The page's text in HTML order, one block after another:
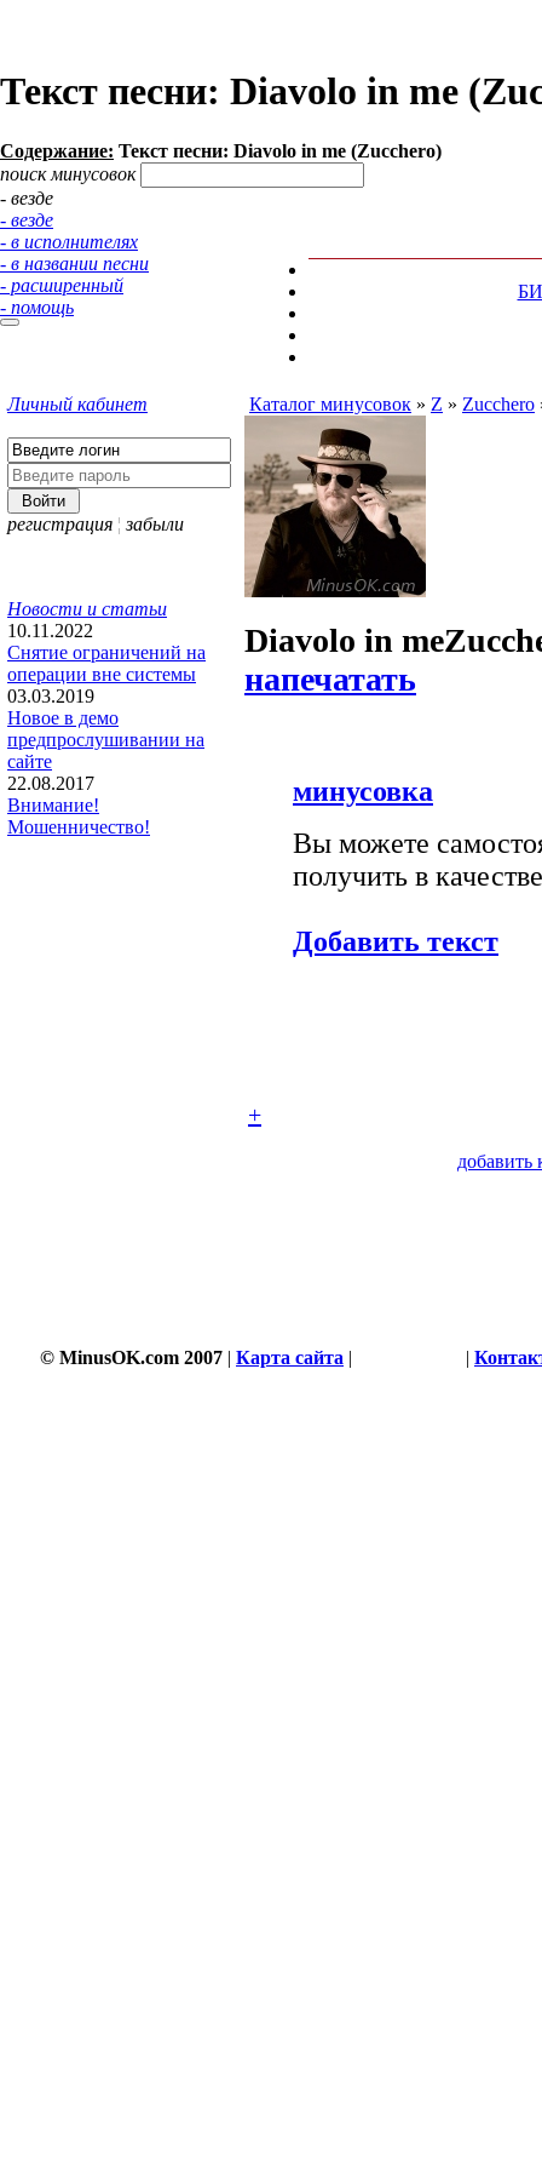
Текст песни: Diavolo in me
Содержание: Текст песни: Diavolo in me (Zucchero)
поиск минусовок
- везде
- везде
- в исполнителях
- в названии песни
- расширенный
- помощь
Личный кабинет
регистрация ¦ забыли
Новости и статьи
10.11.2022
Снятие ограничений на
операции вне системы
03.03.2019
Новое в демо
предпрослушивании на
сайте
22.08.2017
Внимание!
Мошенничество!
Каталог минусовок » Z » Zucchero
Diavolo in me
напечатать
минусовка
Вы можете
получить в
Добавить текст
+
добавить
© MinusOK.com 2007 | Карта сайта | |